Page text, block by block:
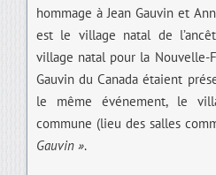
hommage à Jean Gauvin et
est le village natal de
village natal pour la Nouvelle-
Gauvin du Canada étaient
le même événement, le
commune (lieu des salles
Gauvin ».